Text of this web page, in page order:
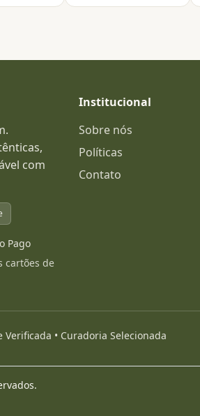
com
Pago
cartões de
Institucional
Sobre nós
Políticas
Contato
Verificada • Curadoria Selecionada